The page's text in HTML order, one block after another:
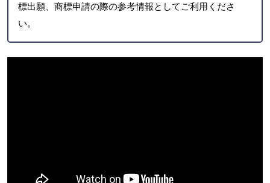
標出願、商標申請の際の参考情報としてご利用くださ
い。